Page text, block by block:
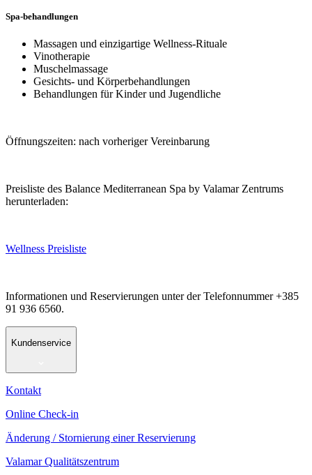
Spa-behandlungen
Massagen und einzigartige Wellness-Rituale
Vinotherapie
Muschelmassage
Gesichts- und Körperbehandlungen
Behandlungen für Kinder und Jugendliche
Öffnungszeiten: nach vorheriger Vereinbarung
Preisliste des Balance Mediterranean Spa by Valamar Zentrums
herunterladen:
Wellness Preisliste
Informationen und Reservierungen unter der Telefonnummer +385
91 936 6560.
Kundenservice
Kontakt
Online Check-in
Änderung / Stornierung einer Reservierung
Valamar Qualitätszentrum